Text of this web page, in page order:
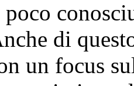
poco
di
un focus